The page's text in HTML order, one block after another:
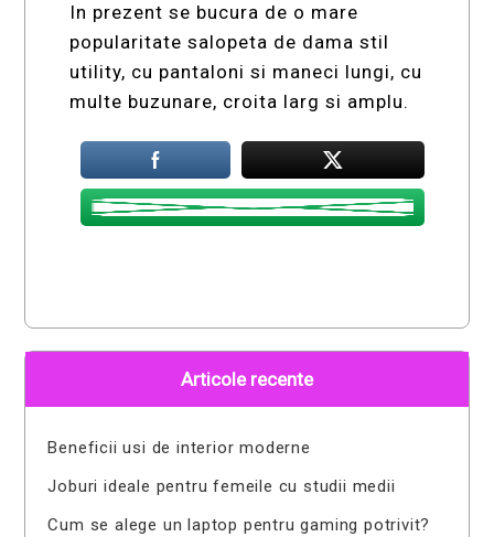
In prezent se bucura de o mare
popularitate salopeta de dama stil
utility, cu pantaloni si maneci lungi, cu
multe buzunare, croita larg si amplu.
Articole recente
Beneficii usi de interior moderne
Joburi ideale pentru femeile cu studii medii
Cum se alege un laptop pentru gaming potrivit?